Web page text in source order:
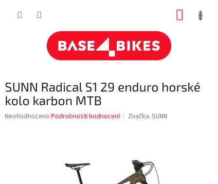
SUNN Radical S1 29 enduro horské
kolo karbon MTB
Průměrné
Neohodnoceno Podrobnosti hodnocení Značka: SUNN